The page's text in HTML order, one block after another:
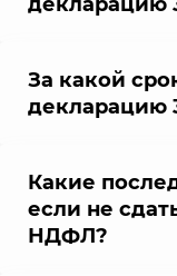
За какой
декларацию
Какие
если не
НДФЛ?